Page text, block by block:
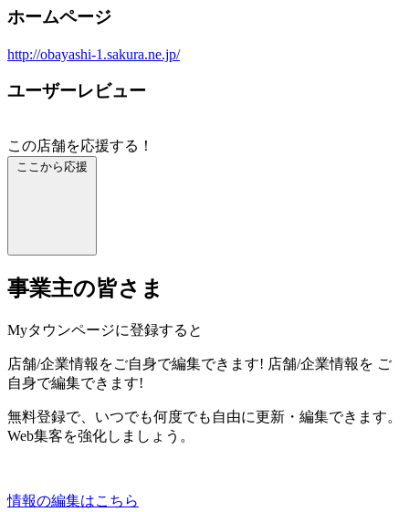
ホームページ
http://obayashi-1.sakura.ne.jp/
ユーザーレビュー
この店舗を応援する！
ここから応援
事業主の皆さま
Myタウンページに登録すると
店舗/企業情報をご自身で編集できます! 店舗/企業情報を ご
自身で編集できます!
無料登録で、いつでも何度でも自由に更新・編集できます。
Web集客を強化しましょう。
情報の編集はこちら